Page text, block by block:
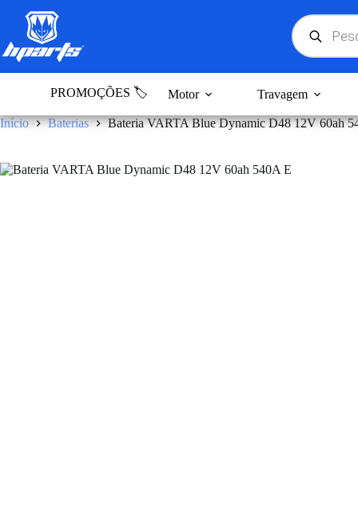
conteúdo
Products
search
PROMOÇÕES 🏷️ Motor Travagem
Início Baterias Bateria VARTA Blue Dynamic D48 12V 60ah